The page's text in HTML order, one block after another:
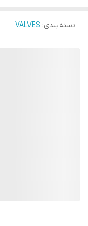
دسته‌بندی:
VALVES